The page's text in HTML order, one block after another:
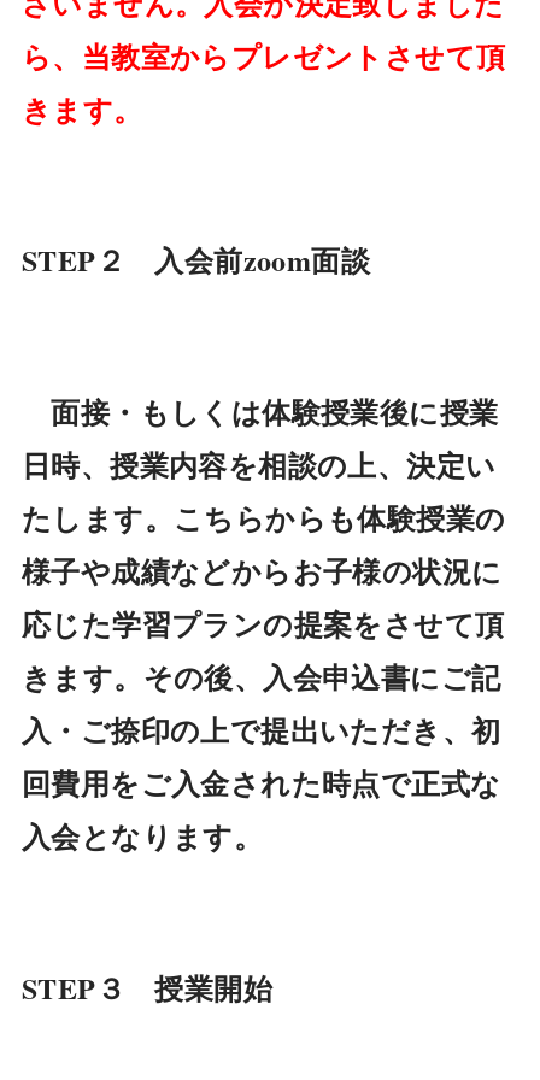
ら、当教室からプレゼントさせて頂
きます。
STEP２ 入会前zoom面談
面接・もしくは体験授業後に授業
日時、授業内容を相談の上、決定い
たします。こちらからも体験授業の
様子や成績などからお子様の状況に
応じた学習プランの提案をさせて頂
きます。その後、入会申込書にご記
入・ご捺印の上で提出いただき、初
回費用をご入金された時点で正式な
入会となります。
STEP３ 授業開始